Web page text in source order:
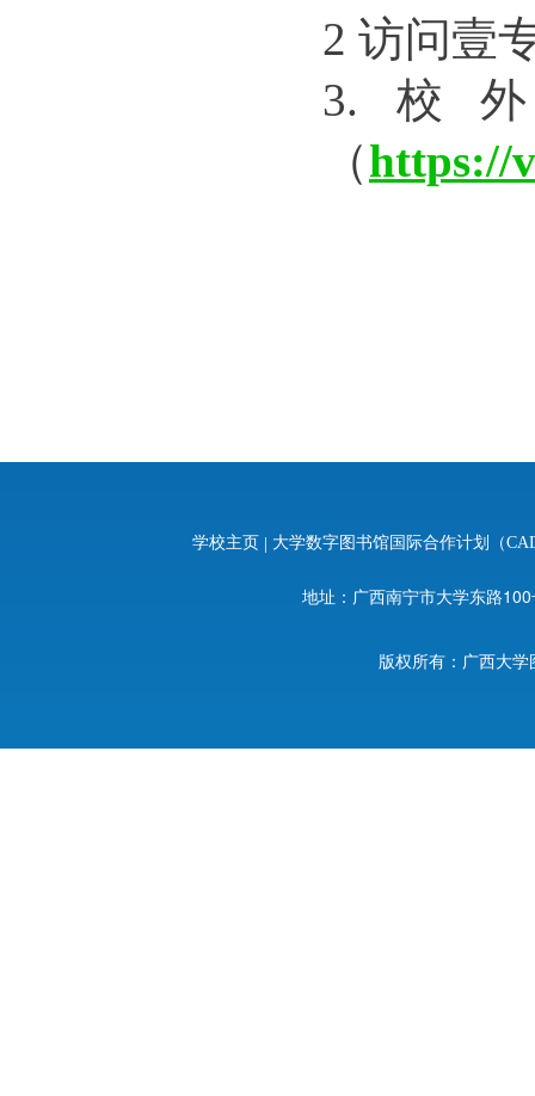
2 访问壹
3. 校
（https://
学校主页 | 大学数字图书馆国际合作计划（
地址：广西南宁市大学东路
版权所有：广西大